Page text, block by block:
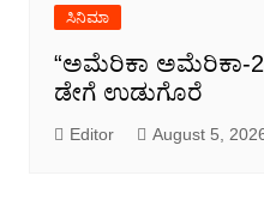
ಸಿನಿಮಾ
“ಅಮೆರಿಕಾ ಅಮೆರಿಕಾ-
ಡೇಗೆ ಉಡುಗೊರೆ
Editor August 5,